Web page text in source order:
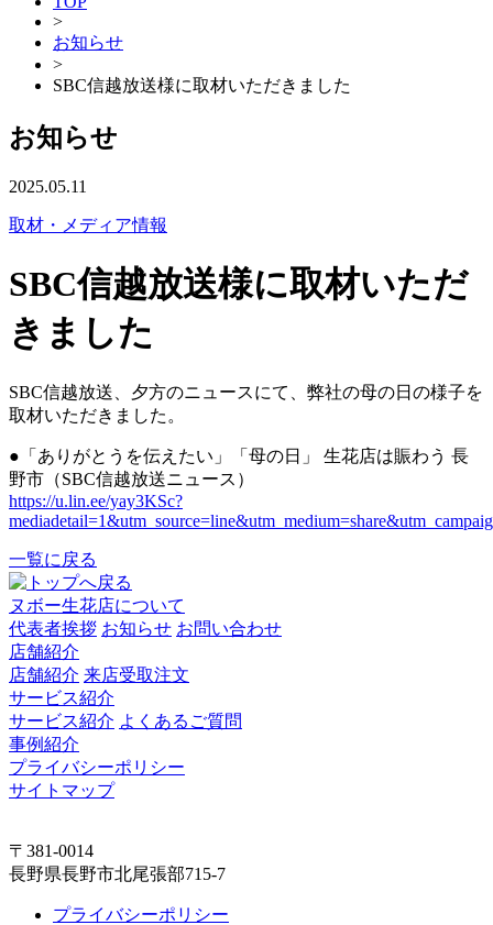
>
お知らせ
>
SBC信越放送様に取材いただきました
お知らせ
2025.05.11
取材・メディア情報
SBC信越放送様に取材いただ
きました
SBC信越放送、夕方のニュースにて、弊社の母の日の様子を
取材いただきました。
●「ありがとうを伝えたい」「母の日」 生花店は賑わう 長
野市（SBC信越放送ニュース）
https://u.lin.ee/yay3KSc?
一覧に戻る
ヌボー生花店について
代表者挨拶 お知らせ お問い合わせ
店舗紹介
店舗紹介 来店受取注文
サービス紹介
サービス紹介 よくあるご質問
事例紹介
プライバシーポリシー
サイトマップ
〒381-0014
長野県長野市北尾張部715-7
プライバシーポリシー